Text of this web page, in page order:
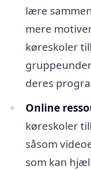
lære
mere
køreskoler
deres
Online
køreskoler
såsom
som kan